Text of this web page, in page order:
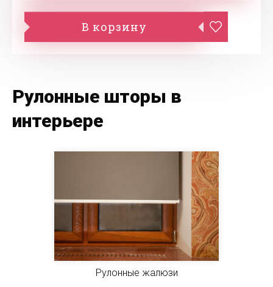
В корзину
Рулонные шторы в
интерьере
Рулонные жалюзи